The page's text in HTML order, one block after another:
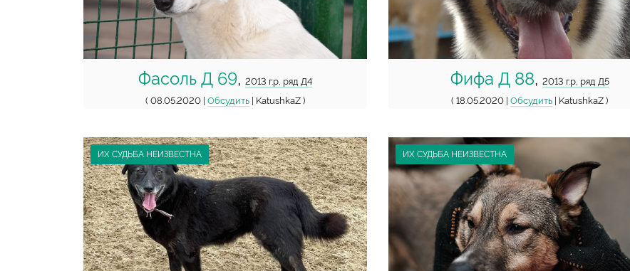
Фасоль Д 69, 2013 г.р, ряд Д4
( 08.05.2020 | Обсудить| KatushkaZ )
Фифа Д 88, 2013 г.р, ряд Д5
( 18.05.2020 |Обсудить | KatushkaZ )
ИХ СУДЬБА НЕИЗВЕСТНА ИХ СУДЬБА НЕИЗВЕСТНА